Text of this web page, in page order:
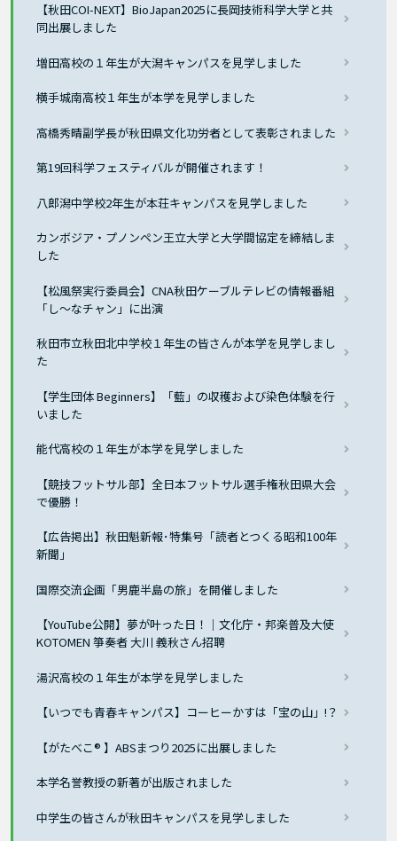
【秋田COI-NEXT】BioJapan2025に長岡技術科学大学と共
同出展しました
増田高校の１年生が大潟キャンパスを見学しました
横手城南高校１年生が本学を見学しました
高橋秀晴副学長が秋田県文化功労者として表彰されました
第19回科学フェスティバルが開催されます！
八郎潟中学校2年生が本荘キャンパスを見学しました
カンボジア・プノンペン王立大学と大学間協定を締結しま
した
【松風祭実行委員会】CNA秋田ケーブルテレビの情報番組
「し～なチャン」に出演
秋田市立秋田北中学校１年生の皆さんが本学を見学しまし
た
【学生団体 Beginners】「藍」の収穫および染色体験を行
いました
能代高校の１年生が本学を見学しました
【競技フットサル部】全日本フットサル選手権秋田県大会
で優勝！
【広告掲出】秋田魁新報･特集号「読者とつくる昭和100年
新聞」
国際交流企画「男鹿半島の旅」を開催しました
【YouTube公開】夢が叶った日！｜文化庁・邦楽普及大使
KOTOMEN 箏奏者 大川 義秋さん招聘
湯沢高校の１年生が本学を見学しました
【いつでも青春キャンパス】コーヒーかすは「宝の山」!？
【がたべこ® 】ABSまつり2025に出展しました
本学名誉教授の新著が出版されました
中学生の皆さんが秋田キャンパスを見学しました